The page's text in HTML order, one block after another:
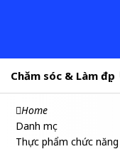
Chăm sóc & Làm đẹp
Home
Danh mục
Thực phẩm chức năng